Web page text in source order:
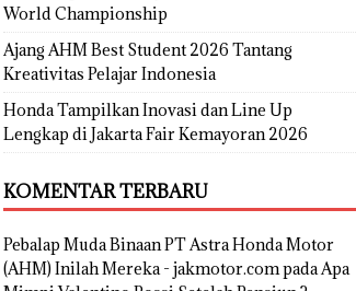
World Championship
Ajang AHM Best Student 2026 Tantang
Kreativitas Pelajar Indonesia
Honda Tampilkan Inovasi dan Line Up
Lengkap di Jakarta Fair Kemayoran 2026
KOMENTAR TERBARU
Pebalap Muda Binaan PT Astra Honda Motor
(AHM) Inilah Mereka - jakmotor.compadaApa